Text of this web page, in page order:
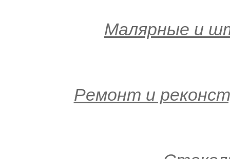
Малярные и
Ремонт и